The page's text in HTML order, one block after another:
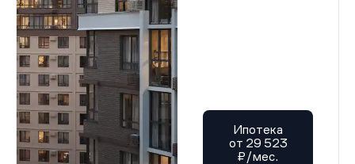
Ипотека
от 29 523
₽/мес.